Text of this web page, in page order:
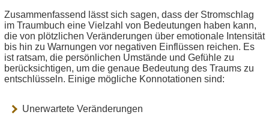
Zusammenfassend lässt sich sagen, dass der Stromschlag
im Traumbuch eine Vielzahl von Bedeutungen haben kann,
die von plötzlichen Veränderungen über emotionale Intensität
bis hin zu Warnungen vor negativen Einflüssen reichen. Es
ist ratsam, die persönlichen Umstände und Gefühle zu
berücksichtigen, um die genaue Bedeutung des Traums zu
entschlüsseln. Einige mögliche Konnotationen sind:
Unerwartete Veränderungen